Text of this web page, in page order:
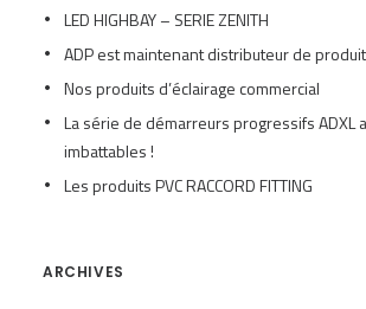
LED HIGHBAY – SERIE ZENITH
ADP est maintenant distributeur de
Nos produits d’éclairage commercial
La série de démarreurs progressifs ADXL
imbattables !
Les produits PVC RACCORD FITTING
ARCHIVES